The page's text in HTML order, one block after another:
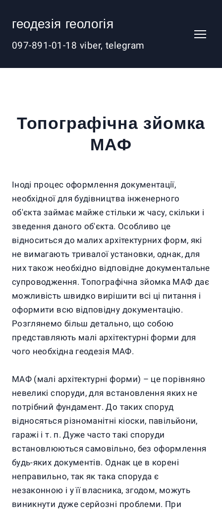
геодезія геологія
097-891-01-18 viber, telegram
Топографічна зйомка
МАФ
Іноді процес оформлення документації,
необхідної для будівництва інженерного
об'єкта займає майже стільки ж часу, скільки і
зведення даного об'єкта. Особливо це
відноситься до малих архітектурних форм, які
не вимагають тривалої установки, однак, для
них також необхідно відповідне документальне
супроводження. Топографічна зйомка МАФ дає
можливість швидко вирішити всі ці питання і
оформити всю відповідну документацію.
Розглянемо більш детально, що собою
представляють малі архітектурні форми для
чого необхідна геодезія МАФ.
МАФ (малі архітектурні форми) – це порівняно
невеликі споруди, для встановлення яких не
потрібний фундамент. До таких споруд
відносяться різноманітні кіоски, павільйони,
гаражі і т. п. Дуже часто такі споруди
встановлюються самовільно, без оформлення
будь-яких документів. Однак це в корені
неправильно, так як така споруда є
незаконною і у її власника, згодом, можуть
виникнути дуже серйозні проблеми. При